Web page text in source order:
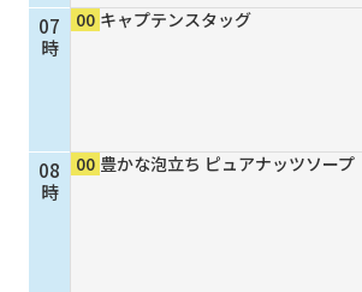
個人情報保護に関する基
本方針
07
時
08
時
00 キャプテンスタッグ
00 豊かな泡立ち ピュアナッツソープ